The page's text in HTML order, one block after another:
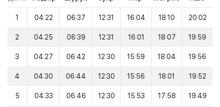
1 04:22 06:37 12:31 16:04 18:10 20:02
2 04:25 06:39 12:31 16:01 18:07 19:59
3 04:27 06:42 12:30 15:59 18:04 19:56
4 04:30 06:44 12:30 15:56 18:01 19:52
5 04:33 06:46 12:30 15:53 17:58 19:49